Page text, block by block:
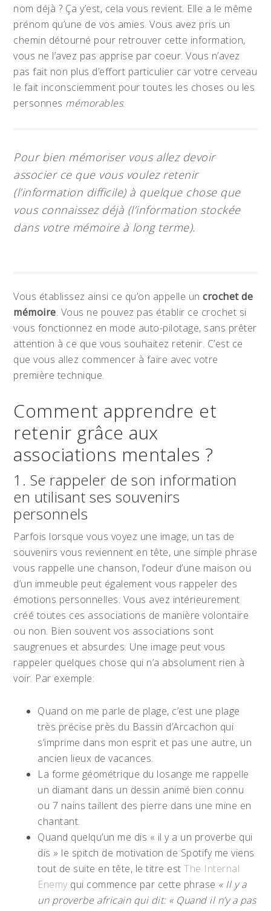
nom déjà ? Ça y’est, cela vous revient. Elle a le même
prénom qu’une de vos amies. Vous avez pris un
chemin détourné pour retrouver cette information,
vous ne l’avez pas apprise par coeur. Vous n’avez
pas fait non plus d’effort particulier car votre cerveau
le fait inconsciemment pour toutes les choses ou les
personnes mémorables.
Pour bien mémoriser vous allez devoir
associer ce que vous voulez retenir
(l’information difficile) à quelque chose que
vous connaissez déjà (l’information stockée
dans votre mémoire à long terme).
Vous établissez ainsi ce qu’on appelle uncrochet de
mémoire. Vous ne pouvez pas établir ce crochet si
vous fonctionnez en mode auto-pilotage, sans prêter
attention à ce que vous souhaitez retenir. C’est ce
que vous allez commencer à faire avec votre
première technique.
Comment apprendre et
retenir grâce aux
associations mentales ?
1. Se rappeler de son information
en utilisant ses souvenirs
personnels
Parfois lorsque vous voyez une image, un tas de
souvenirs vous reviennent en tête, une simple phrase
vous rappelle une chanson, l’odeur d’une maison ou
d’un immeuble peut également vous rappeler des
émotions personnelles. Vous avez intérieurement
créé toutes ces associations de manière volontaire
ou non. Bien souvent vos associations sont
saugrenues et absurdes. Une image peut vous
rappeler quelques chose qui n’a absolument rien à
voir. Par exemple:
Quand on me parle de plage, c’est une plage
très précise près du Bassin d’Arcachon qui
s’imprime dans mon esprit et pas une autre, un
ancien lieux de vacances.
La forme géométrique du losange me rappelle
un diamant dans un dessin animé bien connu
ou 7 nains taillent des pierre dans une mine en
chantant.
Quand quelqu’un me dis « il y a un proverbe qui
dis » le spitch de motivation de Spotify me viens
tout de suite en tête, le titre estThe Internal
Enemy qui commence par cette phrase « Il y a
un proverbe africain qui dit: « Quand il n’y a pas